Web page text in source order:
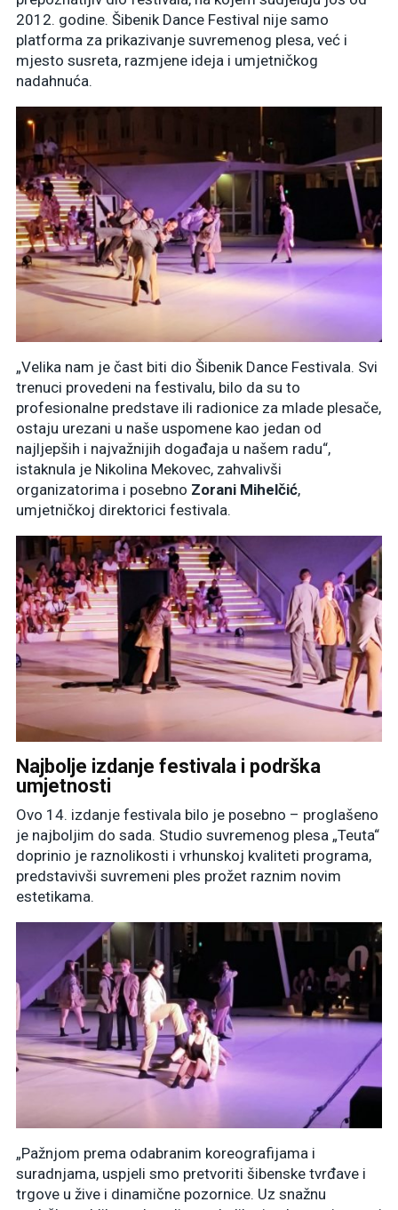
2012. godine. Šibenik Dance Festival nije samo
platforma za prikazivanje suvremenog plesa, već i
mjesto susreta, razmjene ideja i umjetničkog
nadahnuća.
„Velika nam je čast biti dio Šibenik Dance Festivala. Svi
trenuci provedeni na festivalu, bilo da su to
profesionalne predstave ili radionice za mlade plesače,
ostaju urezani u naše uspomene kao jedan od
najljepših i najvažnijih događaja u našem radu“,
istaknula je Nikolina Mekovec, zahvalivši
organizatorima i posebno Zorani Mihelčić,
umjetničkoj direktorici festivala.
Najbolje izdanje festivala i podrška
umjetnosti
Ovo 14. izdanje festivala bilo je posebno – proglašeno
je najboljim do sada. Studio suvremenog plesa „Teuta“
doprinio je raznolikosti i vrhunskoj kvaliteti programa,
predstavivši suvremeni ples prožet raznim novim
estetikama.
„Pažnjom prema odabranim koreografijama i
suradnjama, uspjeli smo pretvoriti šibenske tvrđave i
trgove u žive i dinamične pozornice. Uz snažnu